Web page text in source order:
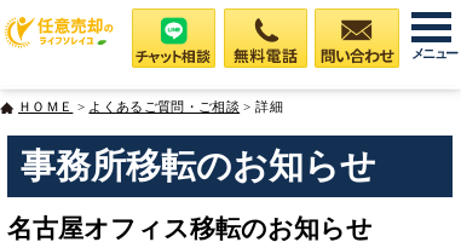
メニュー
ＨＯＭＥ > よくあるご質問・ご相談 > 詳細
事務所移転のお知らせ
名古屋オフィス移転のお知らせ